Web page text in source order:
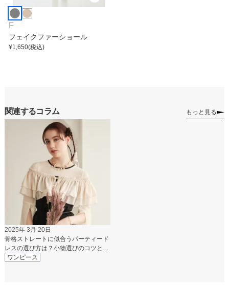
F
フェイクファーショール
¥1,650(税込)
関連するコラム もっと見る
2025年 3月 20日
骨格ストレートに似合うパーティード
レスの選び方は？小物選びのコツと
NGコーデも紹介
ワンピース